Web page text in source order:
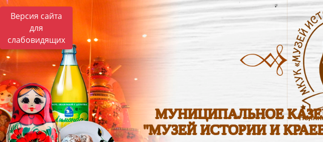
Версия сайта
для
слабовидящих
МУНИЦИПАЛЬНОЕ
"МУЗЕЙ ИСТОРИИ И